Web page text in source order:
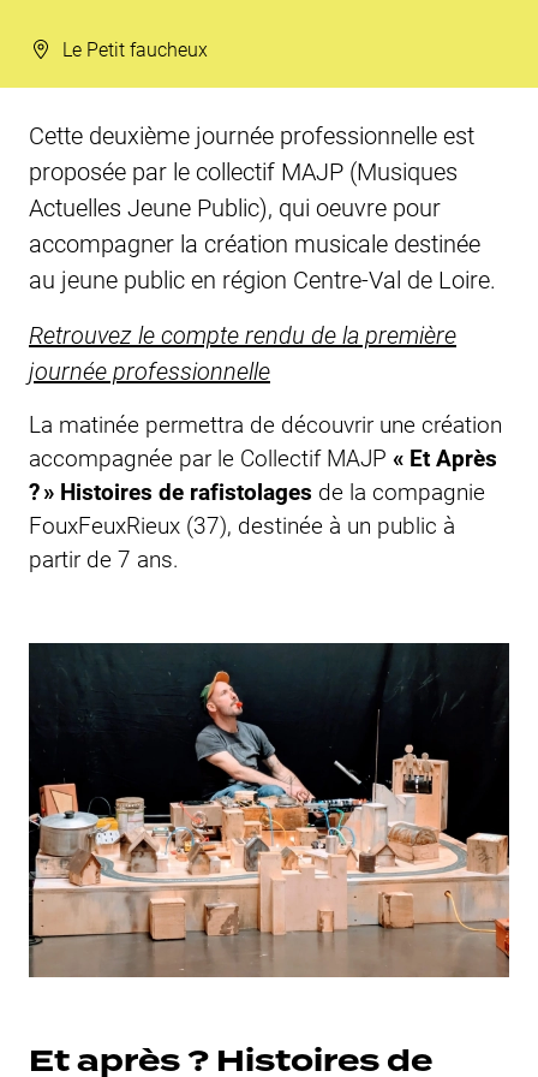
Le Petit faucheux
Cette deuxième journée professionnelle est
proposée par le collectif MAJP (Musiques
Actuelles Jeune Public), qui oeuvre pour
accompagner la création musicale destinée
au jeune public en région Centre-Val de Loire.
Retrouvez le compte rendu de la première
journée professionnelle
La matinée permettra de découvrir une création
accompagnée par le Collectif MAJP « Et Après
? » Histoires de rafistolages de la compagnie
FouxFeuxRieux (37), destinée à un public à
partir de 7 ans.
Et après ? Histoires de